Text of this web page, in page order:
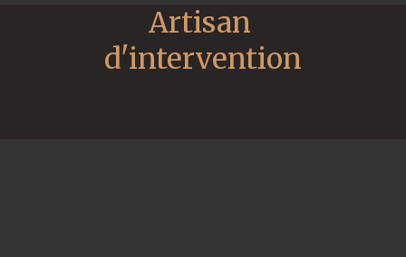
Artisan
d'intervention